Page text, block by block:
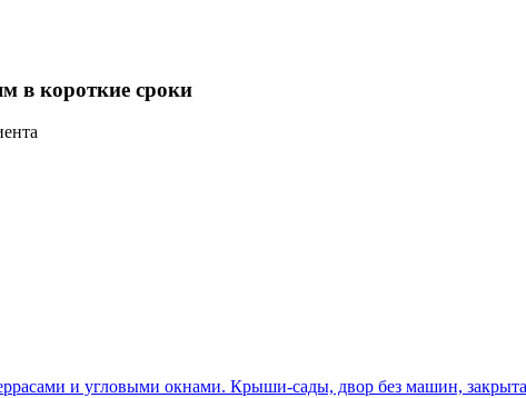
в короткие сроки
и угловыми окнами. Крыши-сады, двор без машин,